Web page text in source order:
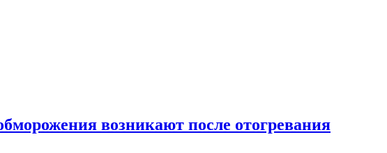
возникают после отогревания